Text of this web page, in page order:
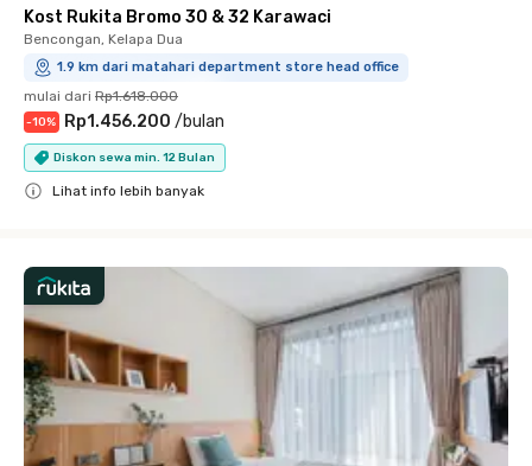
Kost Rukita Bromo 30 & 32 Karawaci
Bencongan, Kelapa Dua
1.9 km dari matahari department store head office
mulai dari Rp1.618.000
-10% Rp1.456.200 /bulan
Diskon sewa min. 12 Bulan
Lihat info lebih banyak